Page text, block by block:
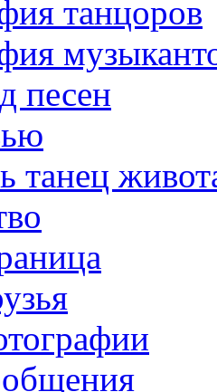
танцоров
песен
танец